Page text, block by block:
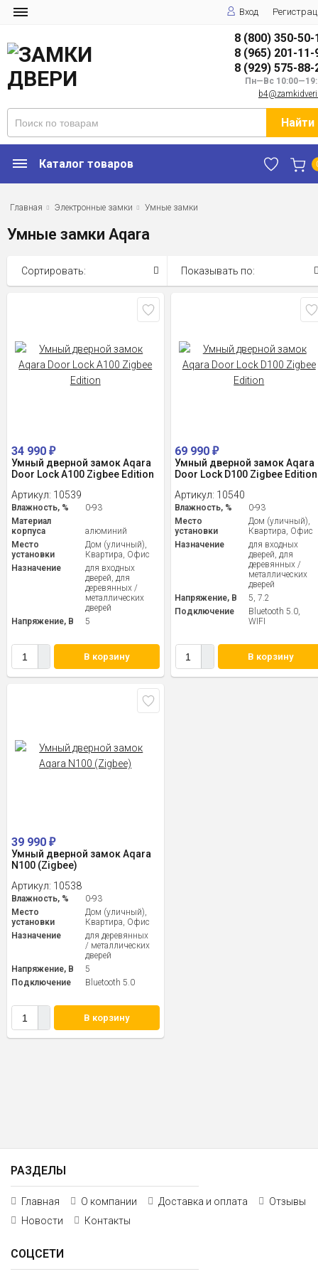
Вход
8 (800) 350-50-
8 (965) 201-11-
8 (929) 575-88-
Пн—Вс
Найти
Каталог товаров
Главная Электронные замки Умные замки
Умные замки Aqara
Сортировать: Показывать по:
34 990 ₽
Умный дверной замок Aqara
Door Lock A100 Zigbee Edition
Артикул: 10539
Влажность, %
0-93
Материал
корпуса
алюминий
Место
установки
Дом (уличный),
Квартира, Офис
Назначение
для входных
дверей, для
деревянных /
металлических
дверей
Напряжение, В
5
В корзину
69 990₽
Умный дверной замок Aqara
Door Lock D100 Zigbee Edition
Артикул: 10540
Влажность, %
0-93
Место
установки
Дом (уличный),
Квартира, Офис
Назначение
для входных
дверей, для
деревянных /
металлических
дверей
Напряжение, В
5, 7.2
Подключение
Bluetooth 5.0,
WIFI
В корзину
39 990 ₽
Умный дверной замок Aqara
N100 (Zigbee)
Артикул: 10538
Влажность, %
0-93
Место
установки
Дом (уличный),
Квартира, Офис
Назначение
для деревянных
/ металлических
дверей
Напряжение, В
5
Подключение
Bluetooth 5.0
В корзину
РАЗДЕЛЫ
Главная О компании Доставка и оплата
Отзывы
Новости
Контакты
СОЦСЕТИ